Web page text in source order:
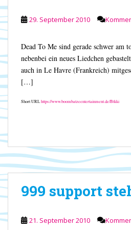
29. September 2010
Dead To Me sind gerade schwer am
nebenbei ein neues Liedchen
auch in Le Havre (Frankreich)
[…]
Short URLhttps://www.boombatzeentertainment.de/Btkki
999 support
21. September 2010